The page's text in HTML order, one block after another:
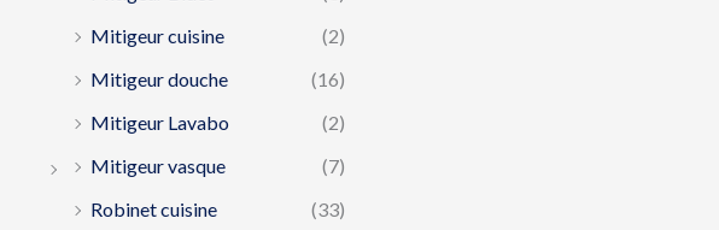
Mitigeur cuisine
(2)
Mitigeur douche
(16)
Mitigeur Lavabo
(2)
Mitigeur vasque
(7)
Robinet cuisine
(33)